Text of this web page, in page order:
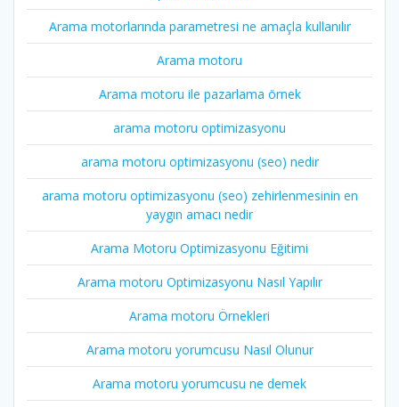
Arama motorlarında parametresi ne amaçla kullanılır
Arama motoru
Arama motoru ile pazarlama örnek
arama motoru optimizasyonu
arama motoru optimizasyonu (seo) nedir
arama motoru optimizasyonu (seo) zehirlenmesinin en
yaygın amacı nedir
Arama Motoru Optimizasyonu Eğitimi
Arama motoru Optimizasyonu Nasıl Yapılır
Arama motoru Örnekleri
Arama motoru yorumcusu Nasıl Olunur
Arama motoru yorumcusu ne demek